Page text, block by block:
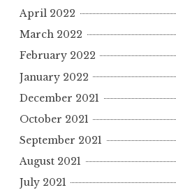
April 2022
March 2022
February 2022
January 2022
December 2021
October 2021
September 2021
August 2021
July 2021